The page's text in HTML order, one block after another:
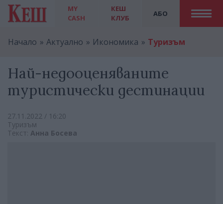
MY
CASH
АБО
КЕШ
КЛУБ
Начало Актуално Икономика Туризъм
Най-недооценяваните
туристически дестинации
27.11.2022 / 16:20
Туризъм
Текст: Анна Босева